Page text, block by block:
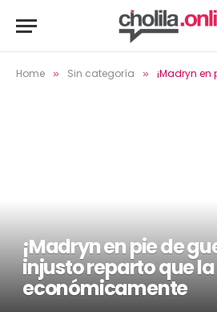
Home » Sin categoría » ¡Madryn en pie de
¡Madryn en pie de
injusto reparto que
económicamente